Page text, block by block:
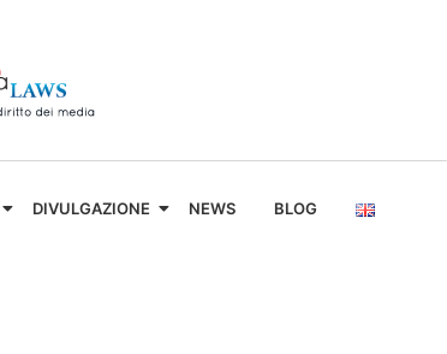
DIVULGAZIONE NEWS BLOG